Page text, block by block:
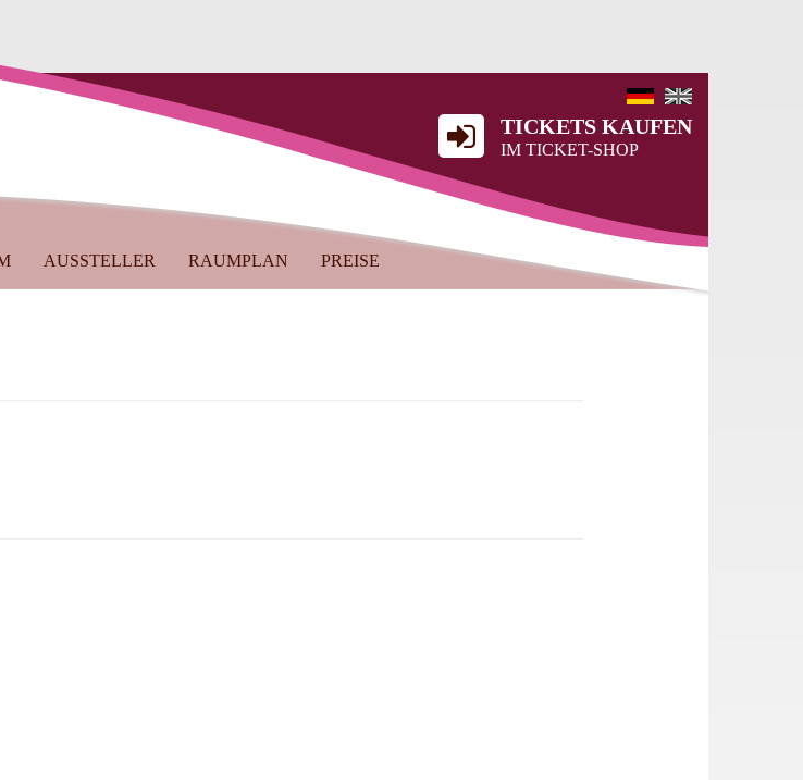
TICKETS KAUFEN
IM TICKET-SHOP
AUSSTELLER RAUMPLAN PREISE